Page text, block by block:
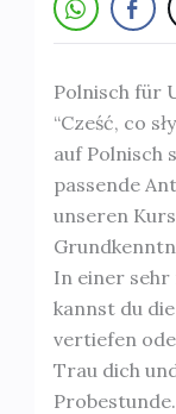
Polnisch für
“Cześć, co
auf Polnisch
passende
unseren
In einer
kannst du
vertiefen
Trau dich
Probestunde.